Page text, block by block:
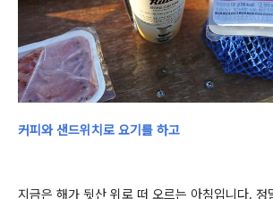
커피와 샌드위치로 요기를 하고
지금은 해가 뒷산 위로 떠 오르는 아침입니다. 정